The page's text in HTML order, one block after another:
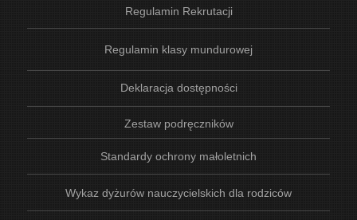
Regulamin Rekrutacji
Regulamin klasy mundurowej
Deklaracja dostępności
Zestaw podręczników
Standardy ochrony małoletnich
Wykaz dyżurów nauczycielskich dla rodziców